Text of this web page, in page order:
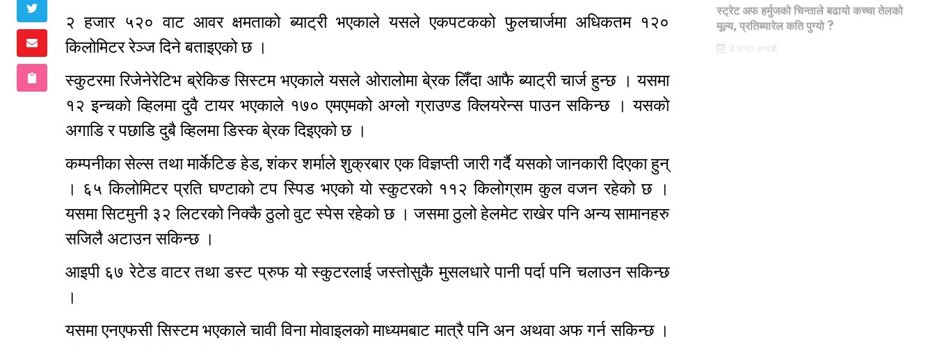
२ हजार ५२० वाट आवर क्षमताको ब्याट्री भएकाले यसले एकपटकको फुलचार्जमा अधिकतम १२०
किलोमिटर रेञ्ज दिने बताइएको छ ।
स्कुटरमा रिजेनेरेटिभ ब्रेकिङ सिस्टम भएकाले यसले ओरालोमा बे्रक लिँदा आफै ब्याट्री चार्ज हुन्छ । यसमा
१२ इन्चको व्हिलमा दुवै टायर भएकाले १७० एमएमको अग्लो ग्राउण्ड क्लियरेन्स पाउन सकिन्छ । यसको
अगाडि र पछाडि दुबै व्हिलमा डिस्क बे्रक दिइएको छ ।
कम्पनीका सेल्स तथा मार्केटिङ हेड, शंकर शर्माले शुक्रबार एक विज्ञप्ती जारी गर्दै यसको जानकारी दिएका हुन्
। ६५ किलोमिटर प्रति घण्टाको टप स्पिड भएको यो स्कुटरको ११२ किलोग्राम कुल वजन रहेको छ ।
यसमा सिटमुनी ३२ लिटरको निक्कै ठुलो वुट स्पेस रहेको छ । जसमा ठुलो हेलमेट राखेर पनि अन्य सामानहरु
सजिलै अटाउन सकिन्छ ।
आइपी ६७ रेटेड वाटर तथा डस्ट प्रुफ यो स्कुटरलाई जस्तोसुकै मुसलधारे पानी पर्दा पनि चलाउन सकिन्छ
।
यसमा एनएफसी सिस्टम भएकाले चावी विना मोवाइलको माध्यमबाट मात्रै पनि अन अथवा अफ गर्न सकिन्छ ।
स्ट्रेट अफ हर्मुजको चिन्ताले बढायो कच्चा तेलको
मूल्य, प्रतिब्यारेल कति पुग्यो ?